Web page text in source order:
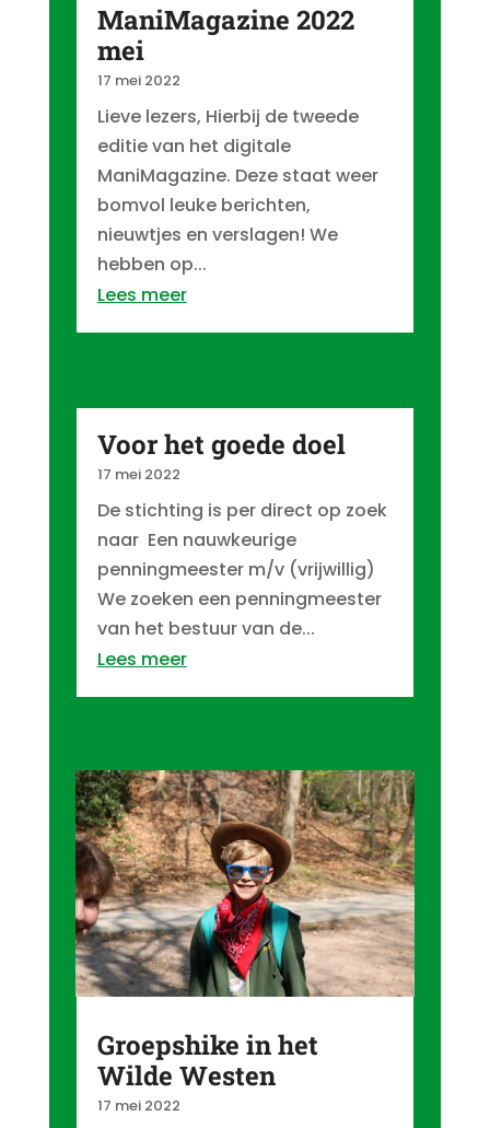
ManiMagazine 2022
mei
17 mei 2022
Lieve lezers, Hierbij de tweede
editie van het digitale
ManiMagazine. Deze staat weer
bomvol leuke berichten,
nieuwtjes en verslagen! We
hebben op...
Lees meer
Voor het goede doel
17 mei 2022
De stichting is per direct op zoek
naar Een nauwkeurige
penningmeester m/v (vrijwillig)
We zoeken een penningmeester
van het bestuur van de...
Lees meer
Groepshike in het
Wilde Westen
17 mei 2022